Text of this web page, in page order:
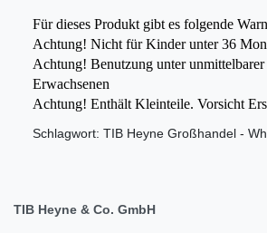
Für dieses Produkt gibt es folgende
Achtung! Nicht für Kinder unter 36
Achtung! Benutzung unter
Erwachsenen
Achtung! Enthält Kleinteile. Vorsicht
Schlagwort: TIB Heyne Großhandel -
TIB Heyne & Co. GmbH